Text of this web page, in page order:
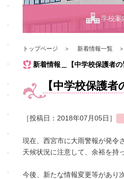
学校案
トップページ 新着情報一覧
新着情報＿【中学校保護者
【中学校保護
［投稿日：2018年07月05日］
現在、西宮市に大雨警報が発令
天候状況に注意して、余裕を持
今後、新たな情報変更等があり